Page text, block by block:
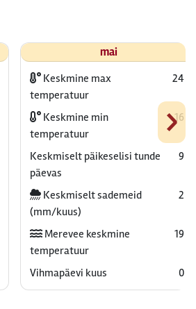
›
mai
Keskmine max
temperatuur
24
Keskmine min
temperatuur
16
Keskmiselt päikeselisi tunde
päevas
9
Keskmiselt sademeid
(mm/kuus)
2
Merevee keskmine
temperatuur
19
Vihmapäevi kuus 0